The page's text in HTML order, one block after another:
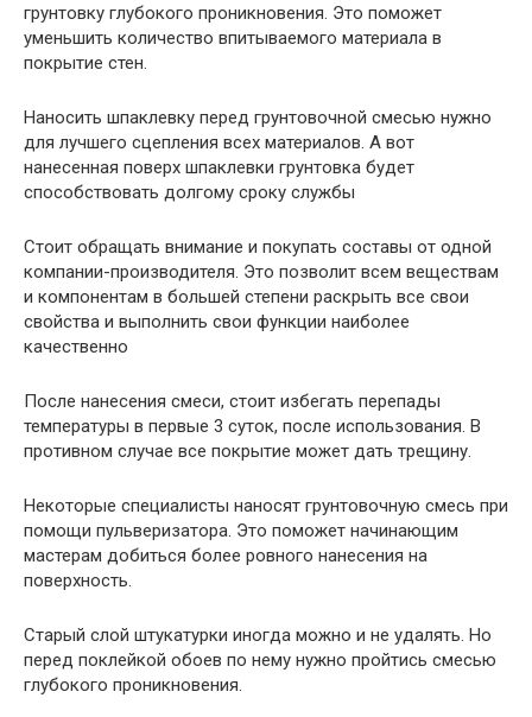
грунтовку глубокого проникновения. Это поможет
уменьшить количество впитываемого материала в
покрытие стен.
Наносить шпаклевку перед грунтовочной смесью нужно
для лучшего сцепления всех материалов. А вот
нанесенная поверх шпаклевки грунтовка будет
способствовать долгому сроку службы
Стоит обращать внимание и покупать составы от одной
компании-производителя. Это позволит всем веществам
и компонентам в большей степени раскрыть все свои
свойства и выполнить свои функции наиболее
качественно
После нанесения смеси, стоит избегать перепады
температуры в первые 3 суток, после использования. В
противном случае все покрытие может дать трещину.
Некоторые специалисты наносят грунтовочную смесь при
помощи пульверизатора. Это поможет начинающим
мастерам добиться более ровного нанесения на
поверхность.
Старый слой штукатурки иногда можно и не удалять. Но
перед поклейкой обоев по нему нужно пройтись смесью
глубокого проникновения.